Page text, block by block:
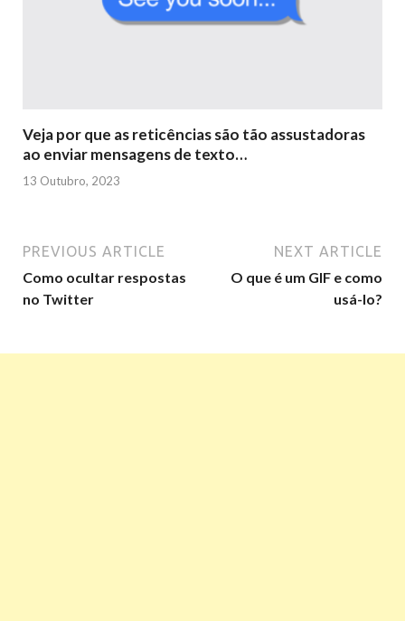
Veja por que as reticências são tão assustadoras
ao enviar mensagens de texto…
13 Outubro, 2023
PREVIOUS ARTICLE
Como ocultar respostas
no Twitter
NEXT ARTICLE
O que é um GIF e como
usá-lo?